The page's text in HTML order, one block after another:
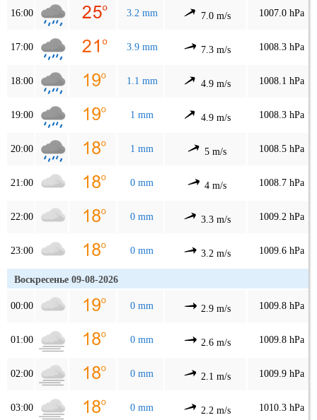
16:00 3.2 mm 7.0 m/s 1007.0 hPa
17:00 3.9 mm 7.3 m/s 1008.3 hPa
18:00 1.1 mm 4.9 m/s 1008.1 hPa
19:00 1 mm 4.9 m/s 1008.3 hPa
20:00 1 mm 5 m/s 1008.5 hPa
21:00 0 mm 4 m/s 1008.7 hPa
22:00 0 mm 3.3 m/s 1009.2 hPa
23:00 0 mm 3.2 m/s 1009.6 hPa
Воскресенье 09-08-2026
00:00 0 mm 2.9 m/s 1009.8 hPa
01:00 0 mm 2.6 m/s 1009.8 hPa
02:00 0 mm 2.1 m/s 1009.9 hPa
03:00 0 mm 2.2 m/s 1010.3 hPa